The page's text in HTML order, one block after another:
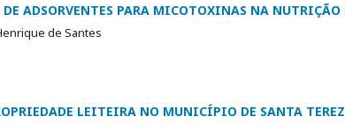
ADSORVENTES PARA MICOTOXINAS NA NUTRIÇÃO
de Santes
LEITEIRA NO MUNICÍPIO DE SANTA